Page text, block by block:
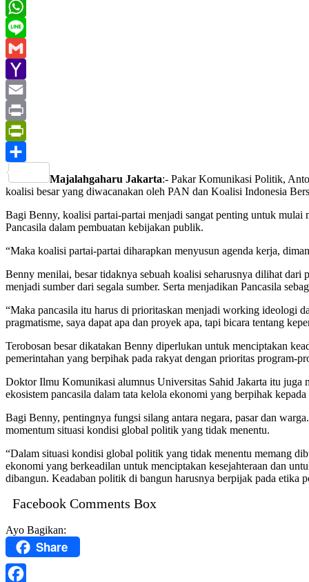
LinkedIn
WhatsApp
Line
Gmail
Yahoo
Mail
Email
Print
PrintFriendly
Share
Majalahgaharu Jakarta:- Pakar Komunikasi Politik,
koalisi besar yang diwacanakan oleh PAN dan Koalisi Indonesia
Bagi Benny, koalisi partai-partai menjadi sangat penting untuk mulai
Pancasila dalam pembuatan kebijakan publik.
“Maka koalisi partai-partai diharapkan menyusun agenda kerja,
Benny menilai, besar tidaknya sebuah koalisi seharusnya dilihat
menjadi sumber dari segala sumber. Serta menjadikan Pancasila
“Maka pancasila itu harus di prioritaskan menjadi working ideologi
pragmatisme, saya dapat apa dan proyek apa, tapi bicara tentang
Terobosan besar dikatakan Benny diperlukan untuk menciptakan
pemerintahan yang berpihak pada rakyat dengan prioritas program-
Doktor Ilmu Komunikasi alumnus Universitas Sahid Jakarta itu juga
ekosistem pancasila dalam tata kelola ekonomi yang berpihak
Bagi Benny, pentingnya fungsi silang antara negara, pasar dan
momentum situasi kondisi global politik yang tidak menentu.
“Dalam situasi kondisi global politik yang tidak menentu memang
ekonomi yang berkeadilan untuk menciptakan kesejahteraan dan
dibangun. Keadaban politik di bangun harusnya berpijak pada etika
Facebook Comments Box
Ayo Bagikan:
Share